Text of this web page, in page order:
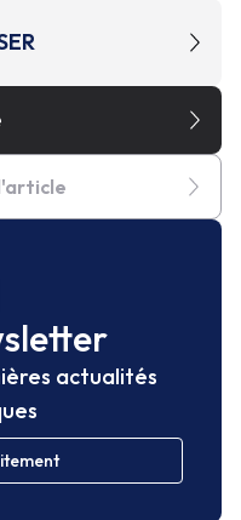
actualités